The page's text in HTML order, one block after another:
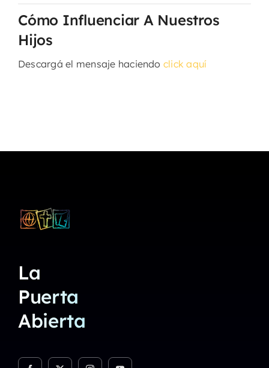
Cómo Influenciar A Nuestros
Hijos
Descargá el mensaje haciendo click aquí
La
Puerta
Abierta